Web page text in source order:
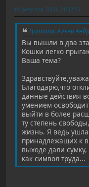
18 февраля 2020, 21:32:52
Цитата: Алёна
Вы вышли в два
Кошки легко
Ваша тема?
Благодарю,что
данные действия
умением
выйти в более
ту степень
жизнь. Я ведь
принадлежащих к
выходе дали
как символ труда...